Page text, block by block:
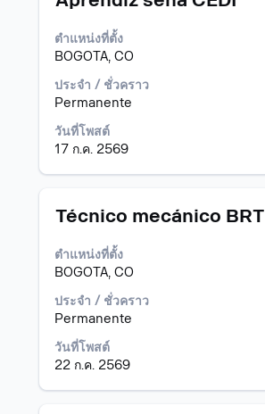
ตำแหน่งที่ตั้ง
BOGOTA, CO
ประจำ / ชั่วคราว
Permanente
วันที่โพสต์
17 ก.ค. 2569
โดย
ใช้
Space
เพื่อ
ดู
เนื้อหา
แบบ
เต็ม
ของ
งาน
ตำแหน่ง
Técnico mecánico BRT
ตำแหน่งที่ตั้ง
BOGOTA, CO
ประจำ / ชั่วคราว
Permanente
วันที่โพสต์
22 ก.ค. 2569
เลือก
ใช้
Space
เพื่อ
ดู
เนื้อหา
แบบ
เต็ม
ของ